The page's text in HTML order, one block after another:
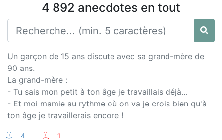
4 892 anecdotes en tout
Un garçon de 15 ans discute avec sa grand-mère de
90 ans.
La grand-mère :
- Tu sais mon petit à ton âge je travaillais déjà…
- Et moi mamie au rythme où on va je crois bien qu'à
ton âge je travaillerais encore !
:-) 4 :-(
1